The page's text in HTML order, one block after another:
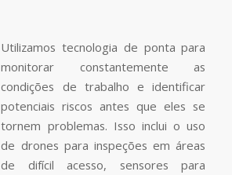
Utilizamos tecnologia de ponta para
monitorar constantemente as
condições de trabalho e identificar
potenciais riscos antes que eles se
tornem problemas. Isso inclui o uso
de drones para inspeções em áreas
de difícil acesso, sensores para